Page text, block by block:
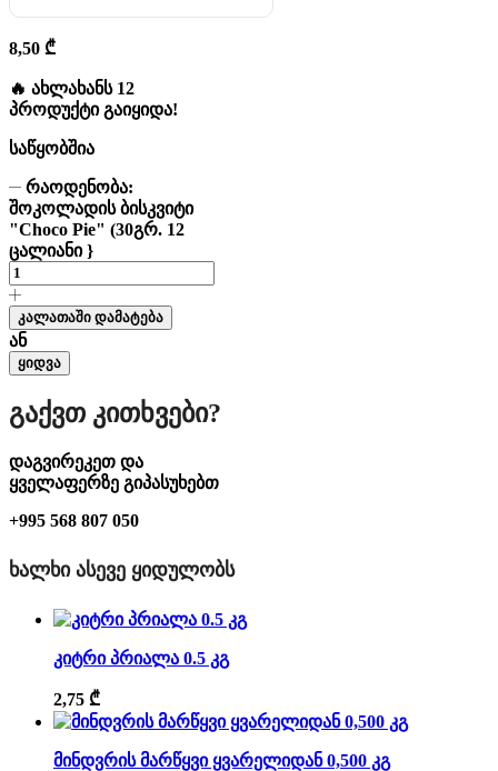
8,50 ₾
🔥 ახლახანს 12
პროდუქტი გაიყიდა!
საწყობშია
რაოდენობა:
შოკოლადის ბისკვიტი
"Choco Pie" (30გრ. 12
ცალიანი }
კალათაში დამატება
ან
ყიდვა
Გაქვთ Კითხვები?
დაგვირეკეთ და
ყველაფერზე გიპასუხებთ
+995 568 807 050
ᲮᲐᲚᲮᲘ ᲐᲡᲔᲕᲔ ᲧᲘᲓᲣᲚᲝᲑᲡ
კიტრი პრიალა 0.5 კგ
2,75 ₾
მინდვრის მარწყვი ყვარელიდან 0,500 კგ